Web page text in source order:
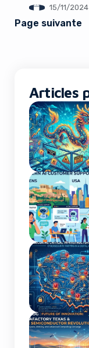
comme Klarna
passant par des
capacité
15/11/2024
Page suivante
Articles